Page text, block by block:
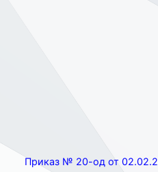
Приказ № 20-од от